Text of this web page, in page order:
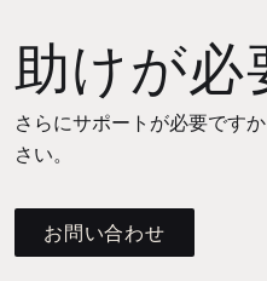
助けが必
さらにサポートが必要です
さい。
お問い合わせ